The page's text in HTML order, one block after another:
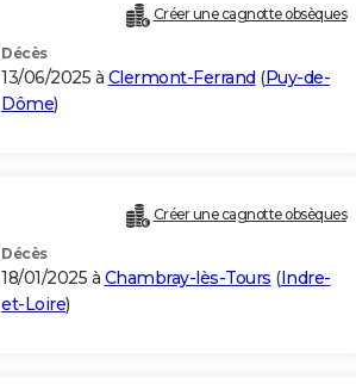
Créer une cagnotte obsèques
Décès
13/06/2025 à Clermont-Ferrand (Puy-de-
Dôme)
Créer une cagnotte obsèques
Décès
18/01/2025 à Chambray-lès-Tours (Indre-
et-Loire)